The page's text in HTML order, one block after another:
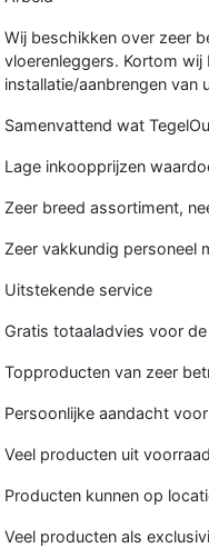
Wij beschikken over zeer
vloerenleggers. Kortom
installatie/aanbrengen van
Samenvattend wat
Lage inkoopprijzen
Zeer breed assortiment,
Zeer vakkundig personeel
Uitstekende service
Gratis totaaladvies voor
Topproducten van zeer
Persoonlijke aandacht
Veel producten uit
Producten kunnen op
Veel producten als